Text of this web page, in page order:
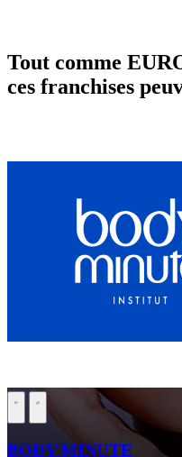
Tout comme
ces franchises
BODY MINUTE